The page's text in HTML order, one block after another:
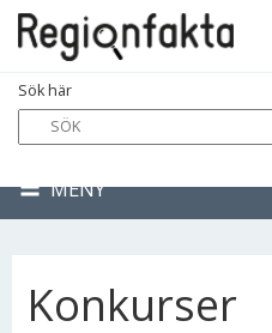
Sök här
MENY
Konkurser